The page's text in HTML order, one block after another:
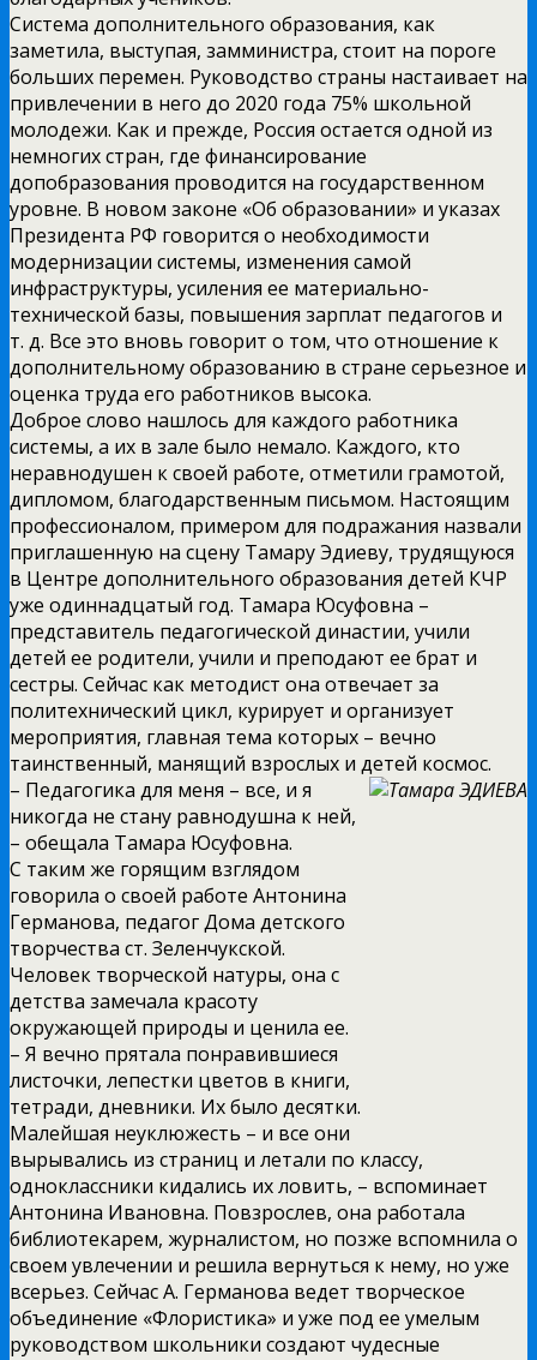
Система дополнительного образования, как
заметила, выступая, замминистра, стоит на пороге
больших перемен. Руководство страны настаивает на
привлечении в него до 2020 года 75% школьной
молодежи. Как и прежде, Россия остается одной из
немногих стран, где финансирование
допобразования проводится на государственном
уровне. В новом законе «Об образовании» и указах
Президента РФ говорится о необходимости
модернизации системы, изменения самой
инфраструктуры, усиления ее материально-
технической базы, повышения зарплат педагогов и
т. д. Все это вновь говорит о том, что отношение к
дополнительному образованию в стране серьезное и
оценка труда его работников высока.
Доброе слово нашлось для каждого работника
системы, а их в зале было немало. Каждого, кто
неравнодушен к своей работе, отметили грамотой,
дипломом, благодарственным письмом. Настоящим
профессионалом, примером для подражания назвали
приглашенную на сцену Тамару Эдиеву, трудящуюся
в Центре дополнительного образования детей КЧР
уже одиннадцатый год. Тамара Юсуфовна –
представитель педагогической династии, учили
детей ее родители, учили и преподают ее брат и
сестры. Сейчас как методист она отвечает за
политехнический цикл, курирует и организует
мероприятия, главная тема которых – вечно
таинственный, манящий взрослых и детей космос.
– Педагогика для меня – все, и я
никогда не стану равнодушна к ней,
– обещала Тамара Юсуфовна.
С таким же горящим взглядом
говорила о своей работе Антонина
Германова, педагог Дома детского
творчества ст. Зеленчукской.
Человек творческой натуры, она с
детства замечала красоту
окружающей природы и ценила ее.
– Я вечно прятала понравившиеся
листочки, лепестки цветов в книги,
тетради, дневники. Их было десятки.
Малейшая неуклюжесть – и все они
вырывались из страниц и летали по классу,
одноклассники кидались их ловить, – вспоминает
Антонина Ивановна. Повзрослев, она работала
библиотекарем, журналистом, но позже вспомнила о
своем увлечении и решила вернуться к нему, но уже
всерьез. Сейчас А. Германова ведет творческое
объединение «Флористика» и уже под ее умелым
руководством школьники создают чудесные